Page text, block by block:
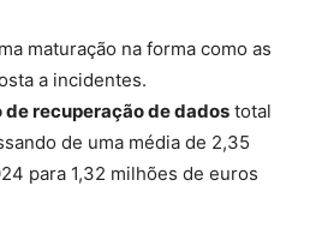
maturação na forma como as
a incidentes.
de recuperação de dados total
de uma média de 2,35
para 1,32 milhões de euros